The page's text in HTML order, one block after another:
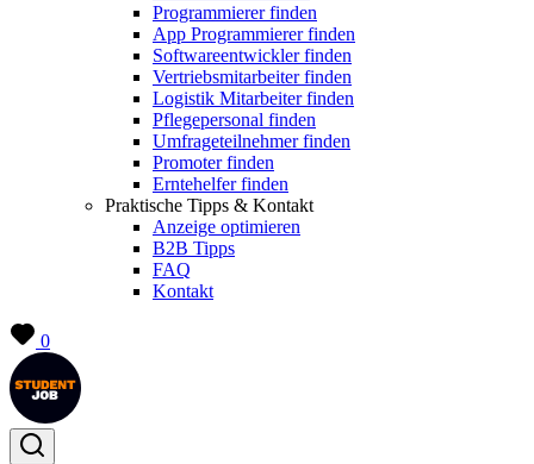
Programmierer finden
App Programmierer finden
Softwareentwickler finden
Vertriebsmitarbeiter finden
Logistik Mitarbeiter finden
Pflegepersonal finden
Umfrageteilnehmer finden
Promoter finden
Erntehelfer finden
Praktische Tipps & Kontakt
Anzeige optimieren
B2B Tipps
FAQ
Kontakt
0